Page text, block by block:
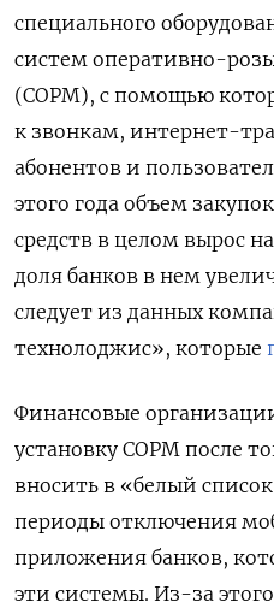
специального
систем оперативно-
(СОРМ), с помощью
к звонкам, интернет-
абонентов и
этого года объем
средств в целом вырос
доля банков в нем
следует из данных
технолоджис», которые
Финансовые
установку СОРМ после
вносить в «белый
периоды отключения
приложения банков,
эти системы. Из-за